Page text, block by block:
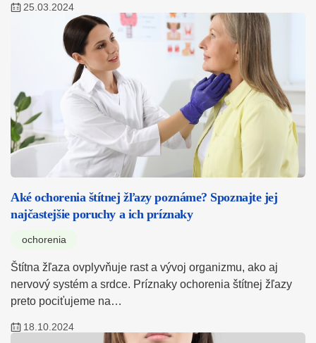
25.03.2024
Aké ochorenia štítnej žľazy poznáme? Spoznajte jej
najčastejšie poruchy a ich príznaky
ochorenia
Štítna žľaza ovplyvňuje rast a vývoj organizmu, ako aj
nervový systém a srdce. Príznaky ochorenia štítnej žľazy
preto pociťujeme na…
18.10.2024